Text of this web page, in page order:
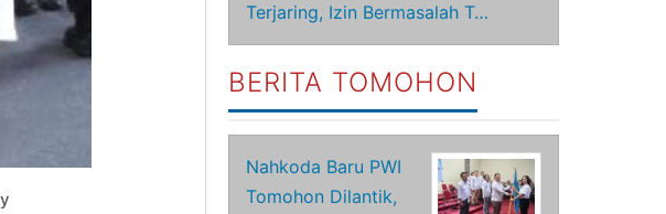
Terjaring, Izin Bermasalah T…
BERITA TOMOHON
Nahkoda Baru PWI
Tomohon Dilantik,